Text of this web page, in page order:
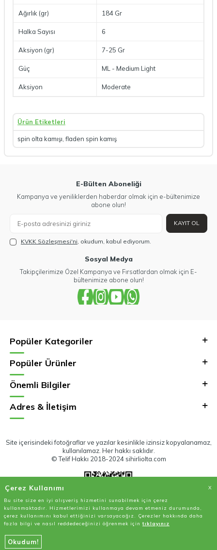
Ağırlık (gr) 184 Gr
Halka Sayısı 6
Aksiyon (gr) 7-25 Gr
Güç ML - Medium Light
Aksiyon Moderate
Ürün Etiketleri
spin olta kamışı, fladen spin kamış
E-Bülten Aboneliği
Kampanya ve yeniliklerden haberdar olmak için e-bültenimize
abone olun!
KAYIT OL
KVKK Sözleşmesi'ni, okudum, kabul ediyorum.
Sosyal Medya
Takipçilerimize Özel Kampanya ve Fırsatlardan olmak için E-
bültenimize abone olun!
Popüler Kategoriler
Popüler Ürünler
Önemli Bilgiler
Adres & İletişim
Site içerisindeki fotoğraflar ve yazılar kesinlikle izinsiz kopyalanamaz,
kullanılamaz. Her hakkı saklıdır.
© Telif Hakkı 2018-2024 sihirliolta.com
Çerez Kullanımı
X
Bu site size en iyi alışveriş hizmetini sunabilmek için çerez
kullanmaktadır. Hizmetlerimizi kullanmaya devam etmeniz durumunda,
çerez kullanımını kabul ettiğinizi varsayacağız. Çerezler hakkında daha
fazla bilgi ve nasıl reddedeceğinizi öğrenmek içintıklayınız
Okudum!